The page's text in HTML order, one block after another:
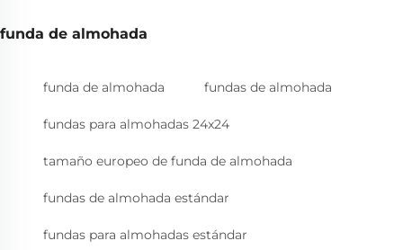
funda de almohada
funda de almohada fundas de almohada
fundas para almohadas 24x24
tamaño europeo de funda de almohada
fundas de almohada estándar
fundas para almohadas estándar